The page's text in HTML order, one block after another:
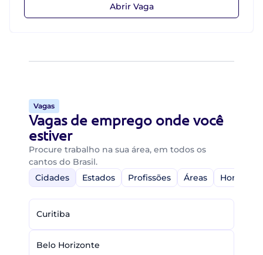
Abrir Vaga
Vagas
Vagas de emprego onde você
estiver
Procure trabalho na sua área, em todos os
cantos do Brasil.
Cidades
Estados Profissões Áreas Home-
Curitiba
Belo Horizonte